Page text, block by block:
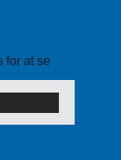
for at se